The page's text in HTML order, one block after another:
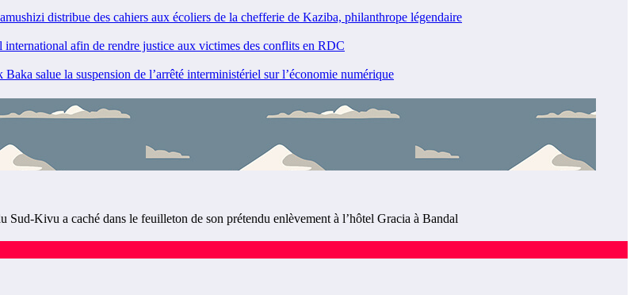
distribue des cahiers aux écoliers de la chefferie de Kaziba, philanthrope légendaire
afin de rendre justice aux victimes des conflits en RDC
salue la suspension de l’arrêté interministériel sur l’économie numérique
Kivu a caché dans le feuilleton de son prétendu enlèvement à l’hôtel Gracia à Bandal